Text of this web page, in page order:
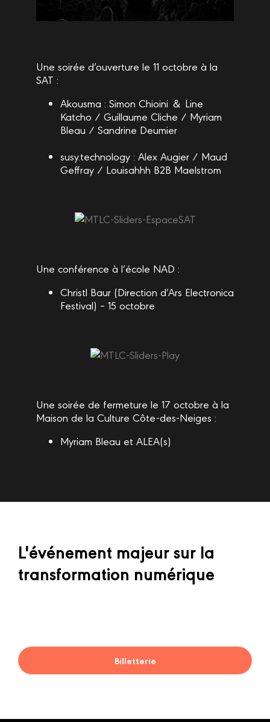
Une soirée d’ouverture le 11 octobre à la
SAT :
Akousma : Simon Chioini ＆ Line
Katcho / Guillaume Cliche / Myriam
Bleau / Sandrine Deumier
susy.technology : Alex Augier / Maud
Geffray / Louisahhh B2B Maelstrom
Une conférence à l’école NAD :
Christl Baur (Direction d’Ars Electronica
Festival) – 15 octobre
Une soirée de fermeture le 17 octobre à la
Maison de la Culture Côte-des-Neiges :
Myriam Bleau et ALEA(s)
L'événement majeur sur la
transformation numérique
Billetterie